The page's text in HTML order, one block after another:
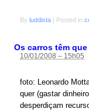
By luddista | Posted in
Os carros têm
10/01/2008 – 15h05
foto: Leonardo
quer (gastar
desperdiçam